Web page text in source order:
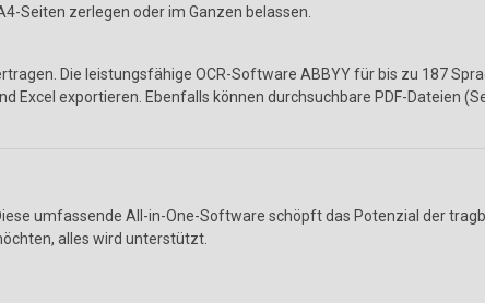
Seiten zerlegen oder im Ganzen belassen.
Die leistungsfähige OCR-Software ABBYY für bis zu 187
Excel exportieren. Ebenfalls können durchsuchbare PDF-Dateien
umfassende All-in-One-Software schöpft das Potenzial der
alles wird unterstützt.